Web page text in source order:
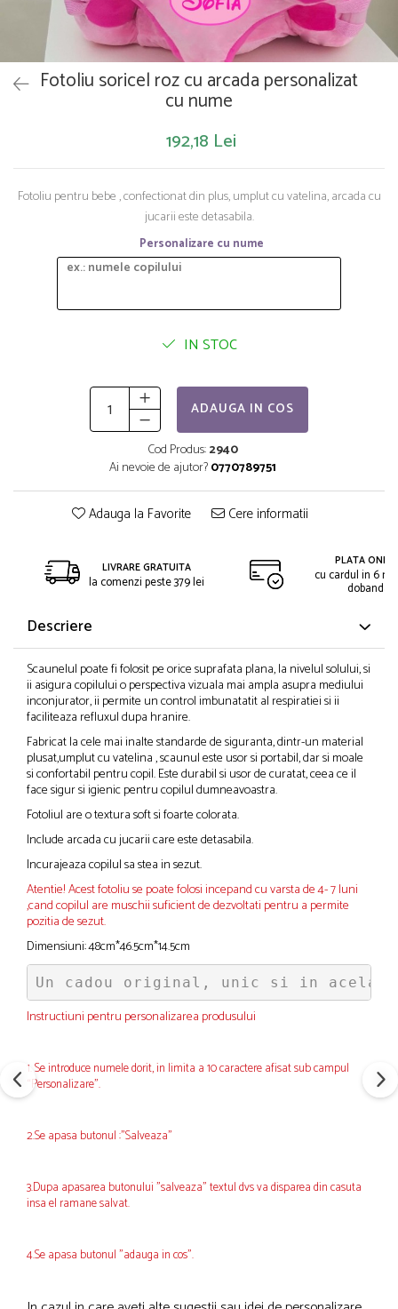
Papusi si accesorii
Trotinete
Trenulete si masinute
Unelte si bancuri de lucru
Fotoliu soricel roz cu arcada personalizat
cu nume
192,18 Lei
Fotoliu pentru bebe , confectionat din plus, umplut cu vatelina, arcada cu
jucarii este detasabila.
Personalizare cu nume
IN STOC
ADAUGA IN COS
Cod Produs:2940
Ai nevoie de ajutor?0770789751
Adauga la Favorite Cere informatii
LIVRARE GRATUITA
la comenzi peste 379 lei
PLATA
cu cardul in 6
dobanda
Descriere
Scaunelul poate fi folosit pe orice suprafata plana, la nivelul solului, si
ii asigura copilului o perspectiva vizuala mai ampla asupra mediului
inconjurator, ii permite un control imbunatatit al respiratiei si ii
faciliteaza refluxul dupa hranire.
Fabricat la cele mai inalte standarde de siguranta, dintr-un material
plusat,umplut cu vatelina , scaunul este usor si portabil, dar si moale
si confortabil pentru copil. Este durabil si usor de curatat, ceea ce il
face sigur si igienic pentru copilul dumneavoastra.
Fotoliul are o textura soft si foarte colorata.
Include arcada cu jucarii care este detasabila.
Incurajeaza copilul sa stea in sezut.
Atentie! Acest fotoliu se poate folosi incepand cu varsta de 4- 7 luni
,cand copilul are muschii suficient de dezvoltati pentru a permite
pozitia de sezut.
Dimensiuni: 48cm*46.5cm*14.5cm
Un cadou original, unic si in
Instructiuni pentru personalizarea produsului
1. Se introduce numele dorit, in limita a 10 caractere afisat sub campul
“Personalizare”.
2.Se apasa butonul :"Salveaza"
3.Dupa apasarea butonului "salveaza" textul dvs va disparea din casuta
insa el ramane salvat.
4.Se apasa butonul "adauga in cos".